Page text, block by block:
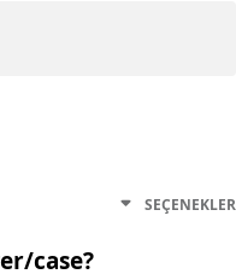
SEÇENEKLER
case?